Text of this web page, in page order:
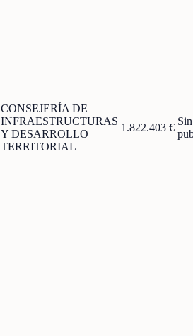
CONSEJERÍA DE
INFRAESTRUCTURAS
Y DESARROLLO
TERRITORIAL
1.822.403 €